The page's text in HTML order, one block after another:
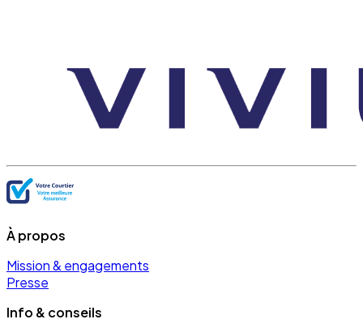
À propos
Mission & engagements
Presse
Info & conseils